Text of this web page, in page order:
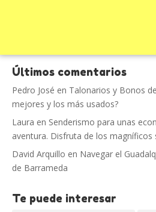
Últimos comentarios
Pedro José en Talonarios y Bonos
mejores y los más usados?
Laura en Senderismo para unas
aventura. Disfruta de los magníficos
David Arquillo en Navegar el
de Barrameda
Te puede interesar